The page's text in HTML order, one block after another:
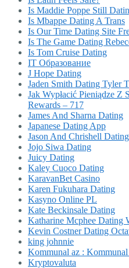
Is Maddie Poppe Still
Is Mbappe Dating A Trans
Is Our Time Dating Site
Is The Game Dating
Is Tom Cruise Dating
IT Образование
J Hope Dating
Jaden Smith Dating Tyler
Jak Wypłacić Pieniądze Z
Rewards – 717
James And Sharna Dating
Japanese Dating App
Jason And Chrishell Dating
Jojo Siwa Dating
Juicy Dating
Kaley Cuoco Dating
KaravanBet Casino
Karen Fukuhara Dating
Kasyno Online PL
Kate Beckinsale Dating
Katharine Mcphee Dating
Kevin Costner Dating
king johnnie
Kommunal az :
Kryptovaluta